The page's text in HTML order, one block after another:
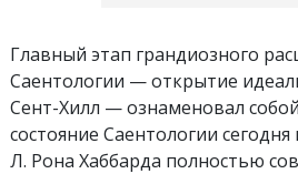
Главный этап грандиозного
Саентологии — открытие
Сент-Хилл — ознаменовал
состояние Саентологии
Л. Рона Хаббарда полностью